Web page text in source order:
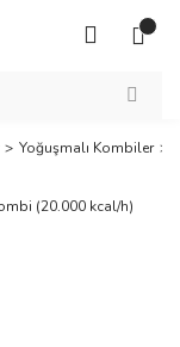
Yoğuşmalı Kombiler